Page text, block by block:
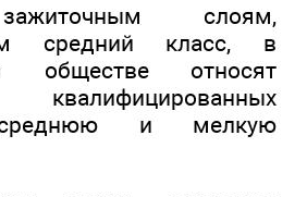
слоям,
средний класс, в
обществе относят
и мелкую